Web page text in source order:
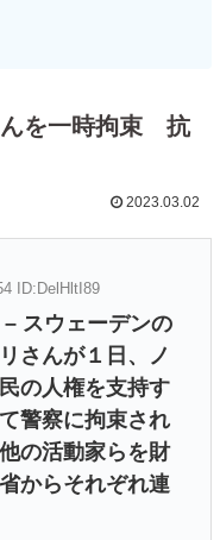
んを一時拘束 抗
2023.03.02
ID:DelHltI89
スウェーデンの
さんが１日、ノ
の人権を支持す
警察に拘束され
の活動家らを財
からそれぞれ連